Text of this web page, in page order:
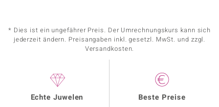
* Dies ist ein ungefährer Preis. Der Umrechnungskurs kann sich
jederzeit ändern. Preisangaben inkl. gesetzl. MwSt. und zzgl.
Versandkosten.
Echte Juwelen Beste Preise